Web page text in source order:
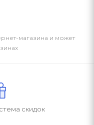
магазина и может
скидок